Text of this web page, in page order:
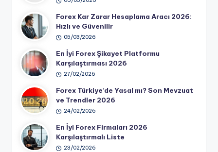
Forex Kar Zarar Hesaplama Aracı 2026:
Hızlı ve Güvenilir
05/03/2026
En İyi Forex Şikayet Platformu
Karşılaştırması 2026
27/02/2026
Forex Türkiye’de Yasal mı? Son Mevzuat
ve Trendler 2026
24/02/2026
En İyi Forex Firmaları 2026
Karşılaştırmalı Liste
23/02/2026